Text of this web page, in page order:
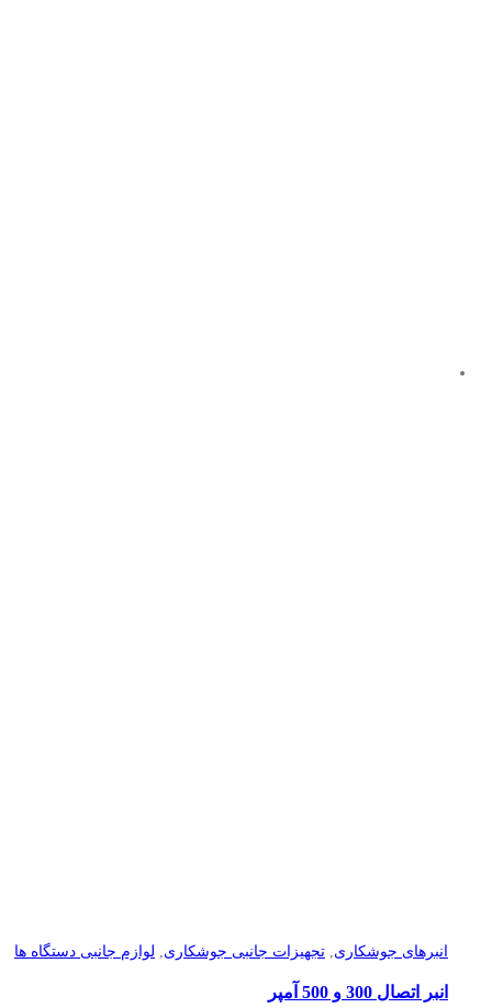
انبرهای جوشکاری تجهیزات جانبی جوشکاری لوازم جانبی دستگاه ها
انبر اتصال 300 و 500 آمپر